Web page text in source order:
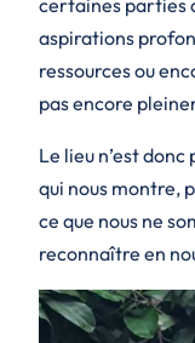
certaines parties
aspirations
ressources ou
pas encore
Le lieu n’est
qui nous montre,
ce que nous ne
reconnaître en